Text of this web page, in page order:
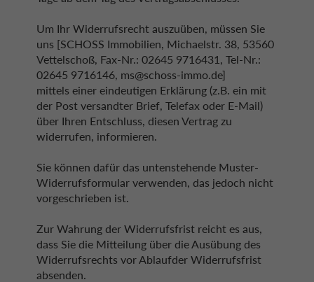
Um Ihr Widerrufsrecht auszuüben, müssen Sie
uns [SCHOSS Immobilien, Michaelstr. 38, 53560
Vettelschoß, Fax-Nr.: 02645 9716431, Tel-Nr.:
02645 9716146, ms@schoss-immo.de]
mittels einer eindeutigen Erklärung (z.B. ein mit
der Post versandter Brief, Telefax oder E-Mail)
über Ihren Entschluss, diesen Vertrag zu
widerrufen, informieren.
Sie können dafür das untenstehende Muster-
Widerrufsformular verwenden, das jedoch nicht
vorgeschrieben ist.
Zur Wahrung der Widerrufsfrist reicht es aus,
dass Sie die Mitteilung über die Ausübung des
Widerrufsrechts vor Ablaufder Widerrufsfrist
absenden.